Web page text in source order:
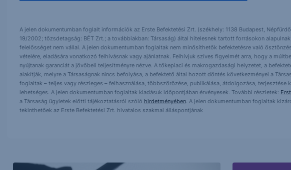
A jelen dokumentumban foglalt információk az Erste Befektetési Zrt. (székhely: 1138 Budapest,
19/2002; tőzsdetagság: BÉT Zrt.; a továbbiakban: Társaság) által hitelesnek tartott forrásokon
felelősséget nem vállal. A jelen dokumentumban foglaltak nem minősíthetők befektetésre való
vételére, eladására vonatkozó felhívásnak vagy ajánlatnak. Felhívjuk szíves figyelmét arra, hogy a
nyújtanak garanciát a jövőbeli teljesítményre nézve. A tőkepiaci és makrogazdasági helyzetet, a
alakítják, melyre a Társaságnak nincs befolyása, a befektető által hozott döntés következményei a
foglaltak – teljes vagy részleges – felhasználása, többszörözése, publikálása, átdolgozása, terjesztése
lehetséges. A jelen dokumentumban foglaltak kiadásuk időpontjában érvényesek. További részletek:
a Társaság ügyletek előtti tájékoztatásról szóló hirdetményében. A jelen dokumentumban foglaltak
tekinthetőek az Erste Befektetési Zrt. hivatalos szakmai álláspontjának